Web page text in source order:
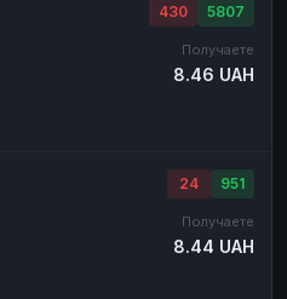
430 5807
Получаете
8.46 UAH
24 951
Получаете
8.44 UAH